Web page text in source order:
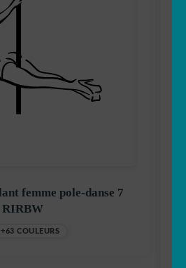
femme pole-danse 7
RIRBW
+63 COULEURS